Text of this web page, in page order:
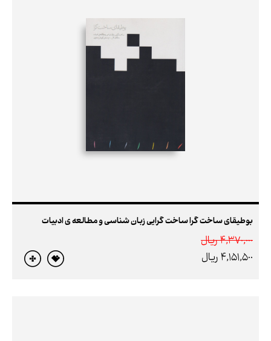
بوطیقای ساخت گرا ساخت گرایی زبان شناسی و مطالعه ی ادبیات
4,370,000 ريال
4,151,500 ريال